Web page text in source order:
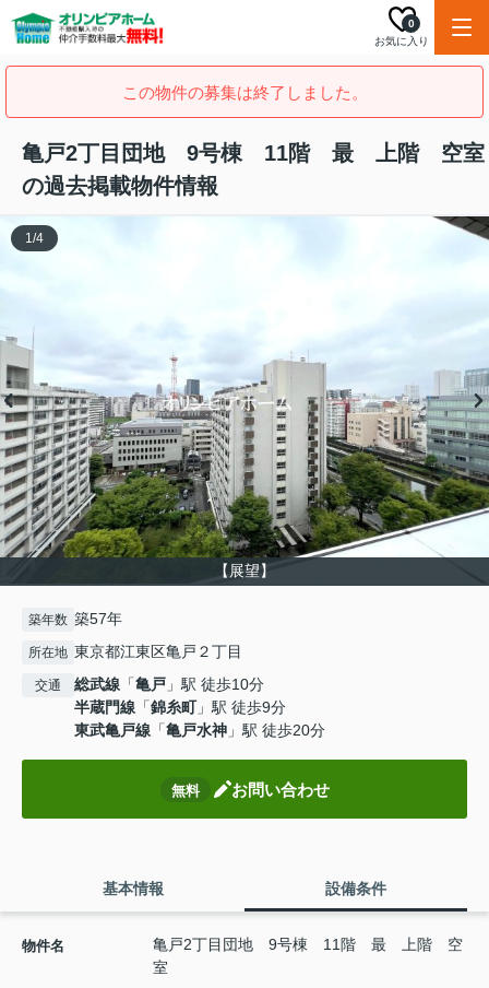
お気に入り
0
この物件の募集は終了しました。
亀戸2丁目団地 9号棟 11階 最 上階 空室
の過去掲載物件情報
【展望】
1/4
築年数 築57年
所在地 東京都江東区亀戸２丁目
交通 総武線 「亀戸 」駅 徒歩10分
半蔵門線 「錦糸町」駅 徒歩9分
東武亀戸線 「亀戸水神 」駅 徒歩20分
無料 お問い合わせ
基本情報 設備条件
物件名
亀戸2丁目団地 9号棟 11階 最 上階 空
室